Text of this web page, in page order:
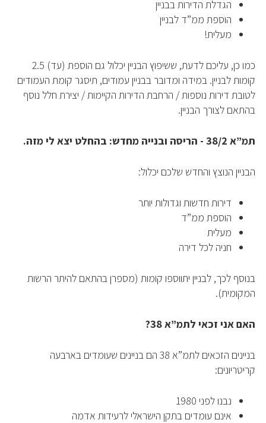
הגדלת הדירות בבניין
הוספת ממ”ד לבניין
מעלית!
כמו כן, עליכם לדעת, ששיפוץ הבניין יכלול גם הוספת (עד) 2.5
קומות לבניין. במידה ומדובר בבניין עמודים, תיסגר קומת העמודים
לטובת דירות נוספות / הרחבת הדירות הקיימות / יצירת חלל נוסף
בהתאם לצורך הבניין.
תמ”א 38/2 - הריסה ובנייה מחדש: בהחלט יצא לי מזה.
הבניין הנוצץ והחדש שלכם יכלול:
דירות חדשות וגדולות יותר
הוספת ממ”ד
מעלית
חניה לכל דירה
בנוסף לכך, לבניין יתווספו קומות (מספרן בהתאם להיתר הרשות
המקומית).
האם אני זכאי לתמ”א 38?
בניינים הזכאים לתמ”א 38 הם בניינים שעומדים בארבעה
קריטריונים:
נבנו לפני 1980
אינם עומדים בתקן הישראלי לרעידות אדמה